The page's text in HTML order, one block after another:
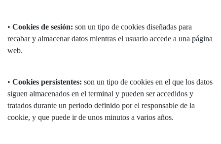
• Cookies de sesión: son un tipo de cookies diseñadas para
recabar y almacenar datos mientras el usuario accede a una página
web.
• Cookies persistentes: son un tipo de cookies en el que los datos
siguen almacenados en el terminal y pueden ser accedidos y
tratados durante un periodo definido por el responsable de la
cookie, y que puede ir de unos minutos a varios años.